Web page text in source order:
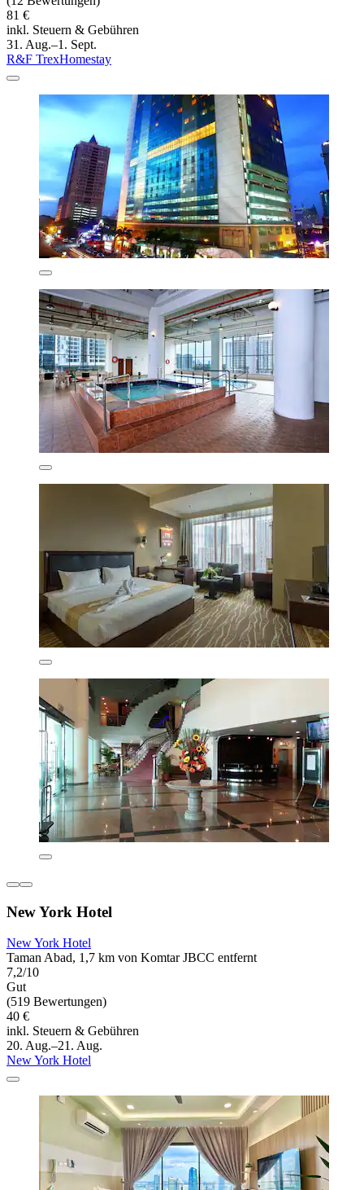
81 €
inkl. Steuern & Gebühren
31. Aug.–1. Sept.
R&F TrexHomestay
New York Hotel
New York Hotel
Taman Abad, 1,7 km von Komtar JBCC entfernt
7,2/10
Gut
(519 Bewertungen)
40 €
inkl. Steuern & Gebühren
20. Aug.–21. Aug.
New York Hotel